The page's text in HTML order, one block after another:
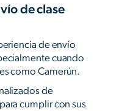
de clase
de envío
cuando
como Camerún.
de
cumplir con sus